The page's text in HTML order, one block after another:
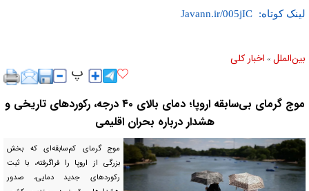
لینک کوتاه:
بين‌الملل » اخبار كلی
موج گرمای بی‌سابقه اروپا؛ دمای بالای ۴۰ درجه، رکورد‌های تاریخی و
هشدار درباره بحران اقلیمی
موج گرمای کم‌سابقه‌ای که بخش
بزرگی از اروپا را فراگرفته، با ثبت
رکورد‌های جدید دمایی، صدور